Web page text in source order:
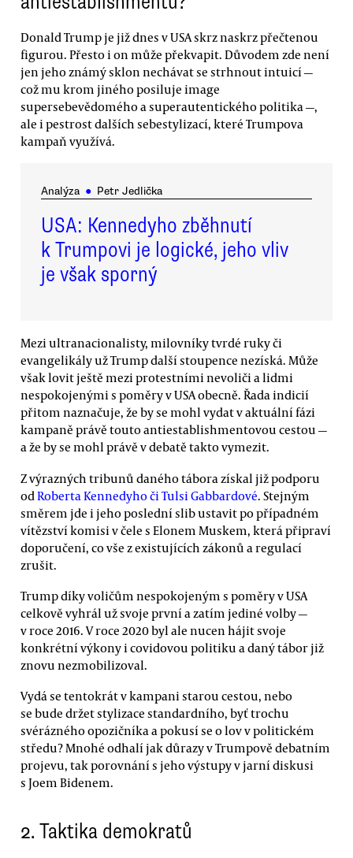
Donald Trump je již dnes v USA skrz naskrz přečtenou
figurou. Přesto i on může překvapit. Důvodem zde není
jen jeho známý sklon nechávat se strhnout intuicí —
což mu krom jiného posiluje image
supersebevědomého a superautentického politika —,
ale i pestrost dalších sebestylizací, které Trumpova
kampaň využívá.
Analýza ● Petr Jedlička
USA: Kennedyho zběhnutí
k Trumpovi je logické, jeho vliv
je však sporný
Mezi ultranacionalisty, milovníky tvrdé ruky či
evangelikály už Trump další stoupence nezíská. Může
však lovit ještě mezi protestními nevoliči a lidmi
nespokojenými s poměry v USA obecně. Řada indicií
přitom naznačuje, že by se mohl vydat v aktuální fázi
kampaně právě touto antiestablishmentovou cestou —
a že by se mohl právě v debatě takto vymezit.
Z výrazných tribunů daného tábora získal již podporu
od Roberta Kennedyho či Tulsi Gabbardové. Stejným
směrem jde i jeho poslední slib ustavit po případném
vítězství komisi v čele s Elonem Muskem, která připraví
doporučení, co vše z existujících zákonů a regulací
zrušit.
Trump díky voličům nespokojeným s poměry v USA
celkově vyhrál už svoje první a zatím jediné volby —
v roce 2016. V roce 2020 byl ale nucen hájit svoje
konkrétní výkony i covidovou politiku a daný tábor již
znovu nezmobilizoval.
Vydá se tentokrát v kampani starou cestou, nebo
se bude držet stylizace standardního, byť trochu
svérázného opozičníka a pokusí se o lov v politickém
středu? Mnohé odhalí jak důrazy v Trumpově debatním
projevu, tak porovnání s jeho výstupy v jarní diskusi
s Joem Bidenem.
2. Taktika demokratů